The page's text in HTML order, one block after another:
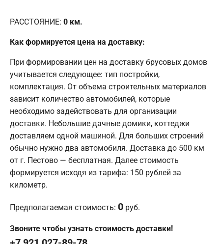
РАССТОЯНИЕ: 0 км.
Как формируется цена на доставку:
При формировании цен на доставку брусовых домов
учитывается следующее: тип постройки,
комплектация. От объема строительных материалов
зависит количество автомобилей, которые
необходимо задействовать для организации
доставки. Небольшие дачные домики, коттеджи
доставляем одной машиной. Для больших строений
обычно нужно два автомобиля. Доставка до 500 км
от г. Пестово — бесплатная. Далее стоимость
формируется исходя из тарифа: 150 рублей за
километр.
Предполагаемая стоимость: 0 руб.
Звоните чтобы узнать стоимость доставки!